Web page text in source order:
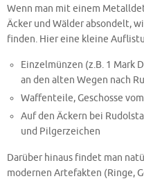
Wenn man mit einem
Äcker und Wälder absondelt,
finden. Hier eine kleine
Einzelmünzen (z.B. 1 Mark
an den alten Wegen nach
Waffenteile, Geschosse
Auf den Äckern bei
und Pilgerzeichen
Darüber hinaus findet man
modernen Artefakten (Ringe,